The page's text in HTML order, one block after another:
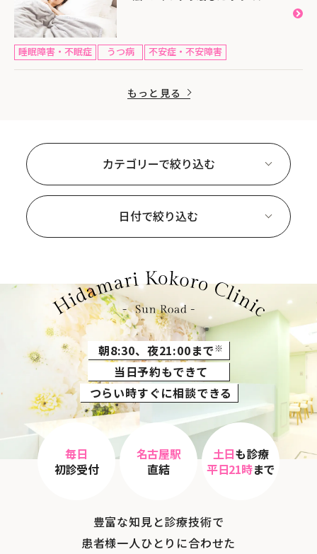
睡眠障害・不眠症 うつ病 不安症・不安障害
もっと見る
カテゴリーで絞り込む
日付で絞り込む
朝8:30、夜21:00まで※
当日予約もできて
つらい時すぐに相談できる
毎日
初診受付
名古屋駅
直結
土日も診療
平日21時まで
豊富な知見と診療技術で
患者様一人ひとりに合わせた